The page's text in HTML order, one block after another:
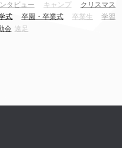
タビュー キャンプ
クリスマス
式 卒園・卒業式 卒業生
学習
会 遠足